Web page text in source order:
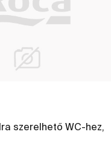
szerelhető WC-hez,